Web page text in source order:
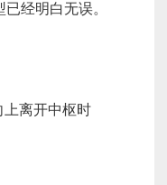
经明白无误。
上离开中枢时